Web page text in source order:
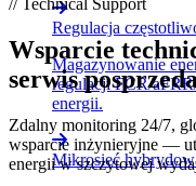
Regulacja
Magazynowanie
regulacji FCR/
energii.
Mikrosieć
// Technical Support
Wsparcie
serwis
Zdalny monitoring 24/7,
wsparcie inżynieryjne —
energii w szczytowej